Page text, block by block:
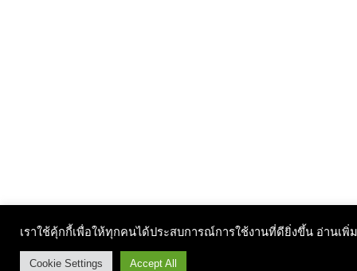
เราใช้คุ้กกี้เพื่อให้ทุกคนได้ประสบการณ์การใช้งานที่ดียิ่งขึ้น อ่านเพิ่
Cookie Settings Accept All